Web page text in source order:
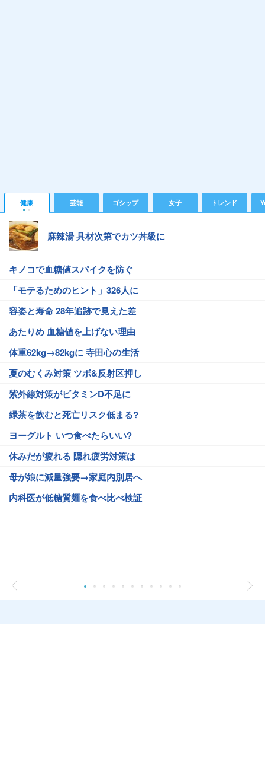
健康 芸能 ゴシップ 女子 トレンド
麻辣湯 具材次第でカツ丼級に
キノコで血糖値スパイクを防ぐ
「モテるためのヒント」326人に
容姿と寿命 28年追跡で見えた差
あたりめ 血糖値を上げない理由
体重62kg→82kgに 寺田心の生活
夏のむくみ対策 ツボ&反射区押し
紫外線対策がビタミンD不足に
緑茶を飲むと死亡リスク低まる?
ヨーグルト いつ食べたらいい?
休みだが疲れる 隠れ疲労対策は
母が娘に減量強要→家庭内別居へ
内科医が低糖質麺を食べ比べ検証